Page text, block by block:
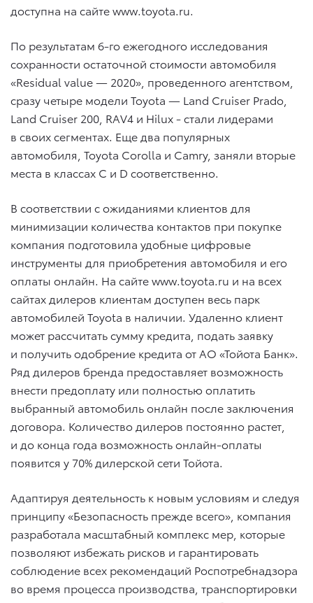
доступна на сайте www.toyota.ru.
По результатам 6-го ежегодного исследования
сохранности остаточной стоимости автомобиля
«Residual value — 2020», проведенного агентством,
сразу четыре модели Toyota — Land Cruiser Prado,
Land Cruiser 200, RAV4 и Hilux ­- стали лидерами
в своих сегментах. Еще два популярных
автомобиля, Toyota Corolla и Camry, заняли вторые
места в классах С и D соответственно.
В соответствии с ожиданиями клиентов для
минимизации количества контактов при покупке
компания подготовила удобные цифровые
инструменты для приобретения автомобиля и его
оплаты онлайн. На сайте www.toyota.ru и на всех
сайтах дилеров клиентам доступен весь парк
автомобилей Toyota в наличии. Удаленно клиент
может рассчитать сумму кредита, подать заявку
и получить одобрение кредита от АО «Тойота Банк».
Ряд дилеров бренда предоставляет возможность
внести предоплату или полностью оплатить
выбранный автомобиль онлайн после заключения
договора. Количество дилеров постоянно растет,
и до конца года возможность онлайн-оплаты
появится у 70% дилерской сети Тойота.
Адаптируя деятельность к новым условиям и следуя
принципу «Безопасность прежде всего», компания
разработала масштабный комплекс мер, которые
позволяют избежать рисков и гарантировать
соблюдение всех рекомендаций Роспотребнадзора
во время процесса производства, транспортировки